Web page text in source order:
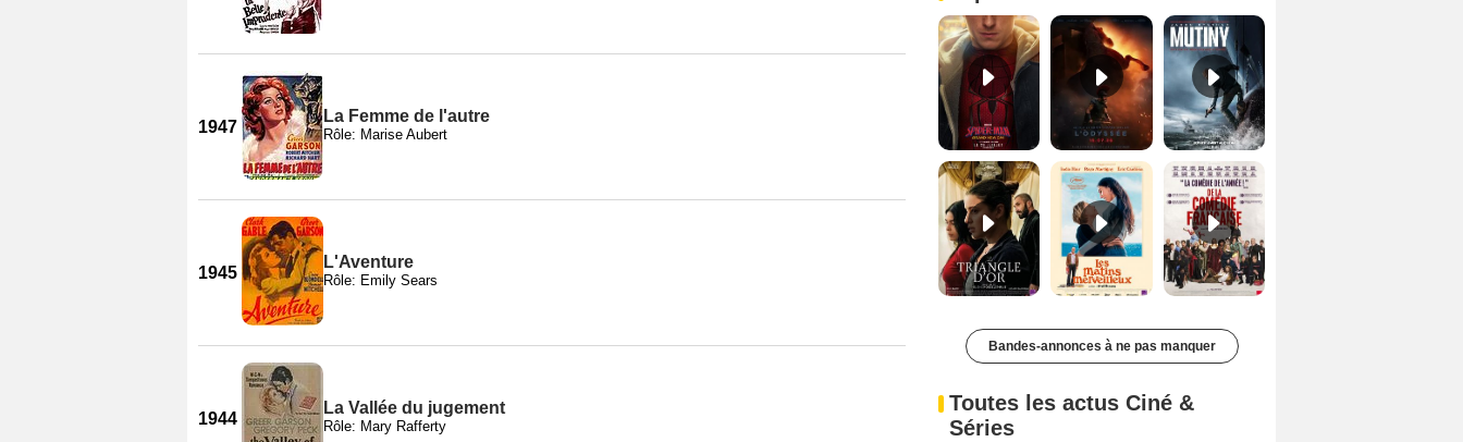
1947
La Femme de l'autre
Rôle: Marise Aubert
1945
L'Aventure
Rôle: Emily Sears
1944
La Vallée du jugement
Rôle: Mary Rafferty
Les Matins merveilleux Bande-annonce VF De la Comédie-Française Teaser VF
Bandes-annonces à ne pas manquer
Toutes les actus Ciné &
Séries